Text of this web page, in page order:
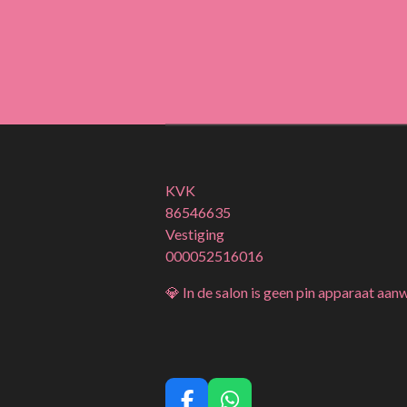
KVK
86546635
Vestiging
000052516016
💎 In de salon is geen pin apparaat